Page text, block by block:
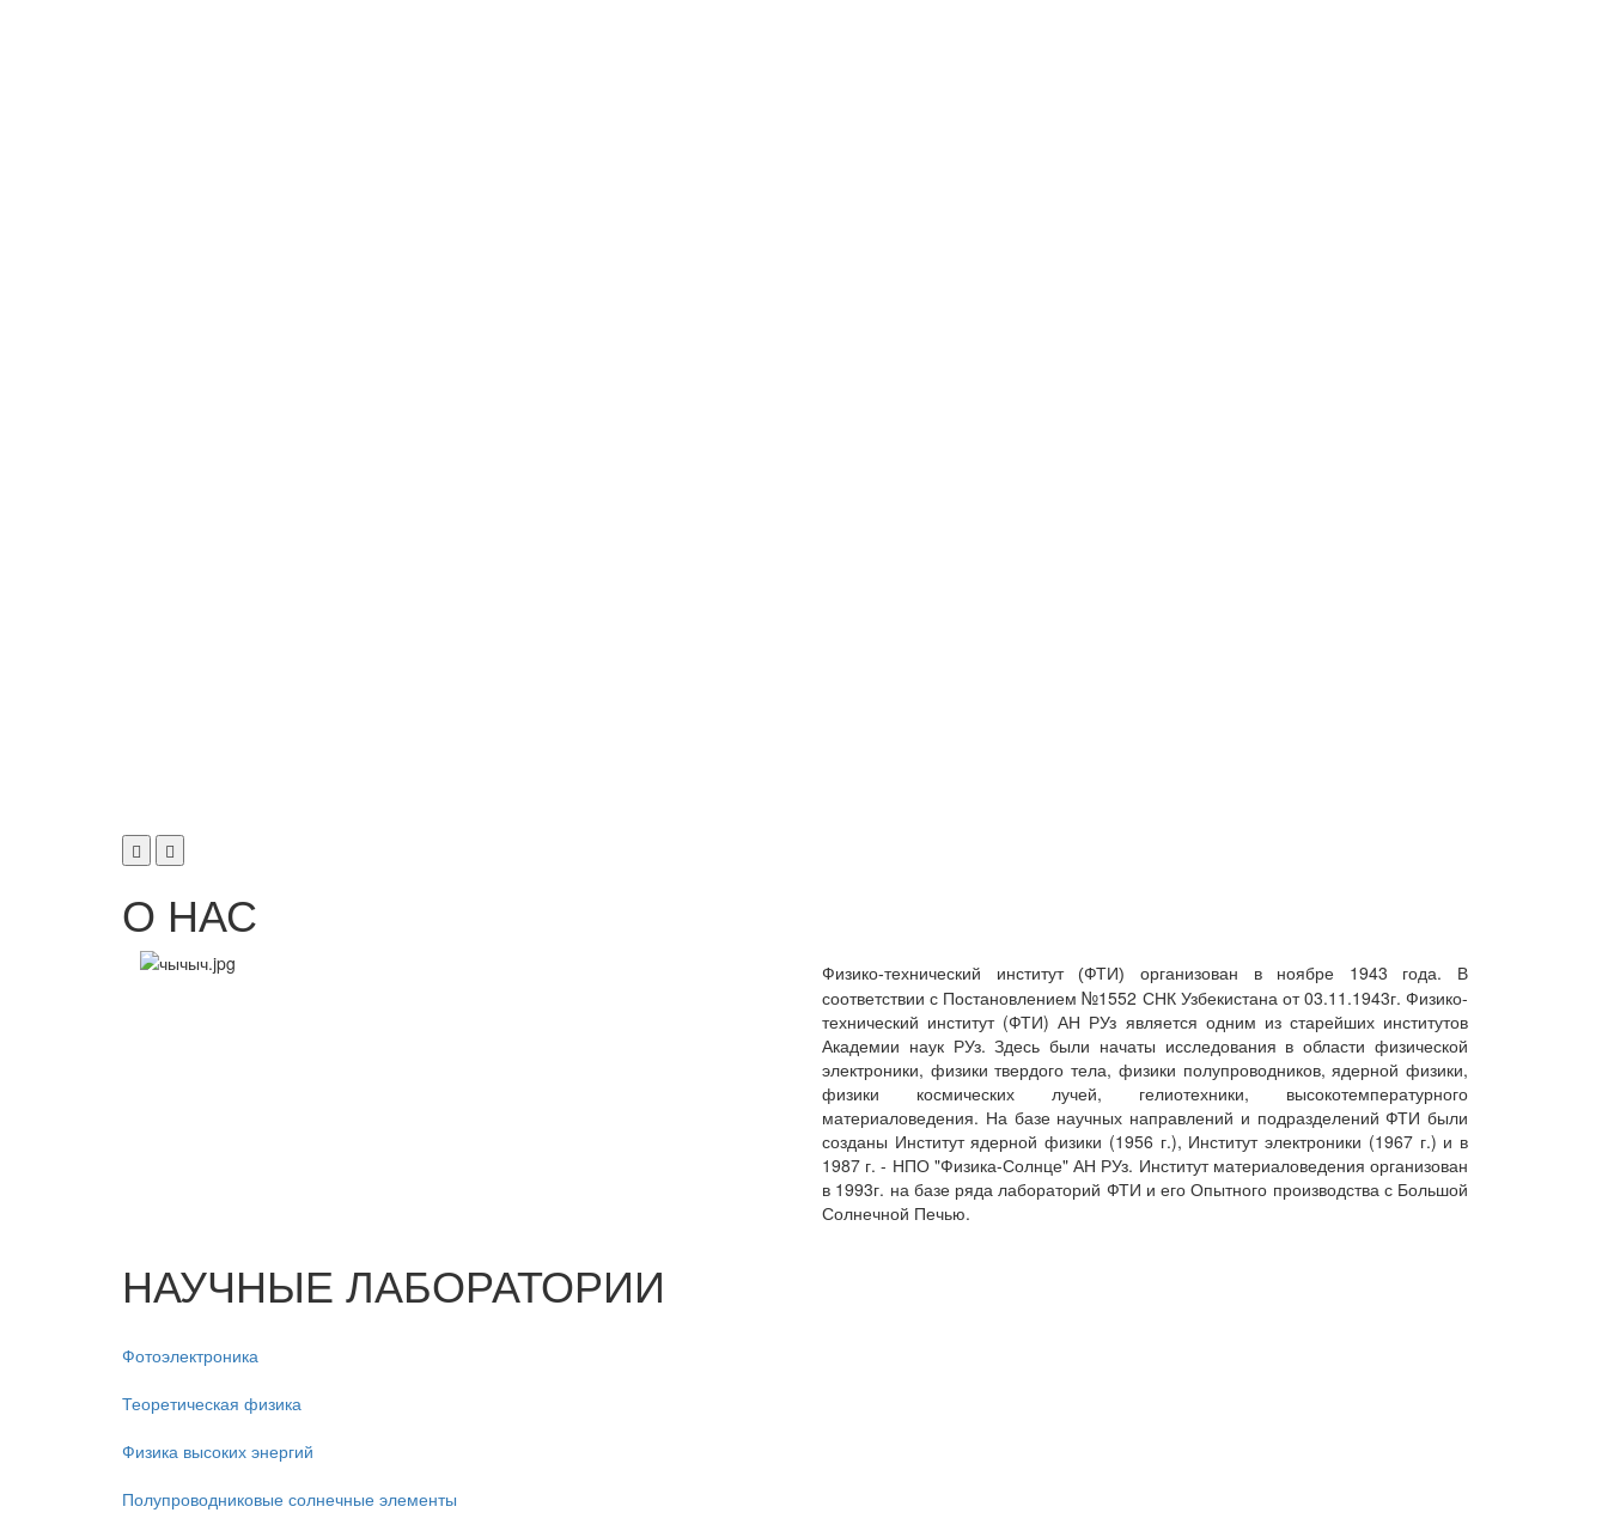
О НАС
Физико-технический институт (ФТИ) организован в ноябре 1943 года. В
соответствии с Постановлением №1552 СНК Узбекистана от 03.11.1943г. Физико-
технический институт (ФТИ) АН РУз является одним из старейших институтов
Академии наук РУз. Здесь были начаты исследования в области физической
электроники, физики твердого тела, физики полупроводников, ядерной физики,
физики космических лучей, гелиотехники, высокотемпературного
материаловедения. На базе научных направлений и подразделений ФТИ были
созданы Институт ядерной физики (1956 г.), Институт электроники (1967 г.) и в
1987 г. - НПО "Физика-Солнце" АН РУз. Институт материаловедения организован
в 1993г. на базе ряда лабораторий ФТИ и его Опытного производства с Большой
Солнечной Печью.
НАУЧНЫЕ ЛАБОРАТОРИИ
Фотоэлектроника
Теоретическая физика
Физика высоких энергий
Полупроводниковые солнечные элементы